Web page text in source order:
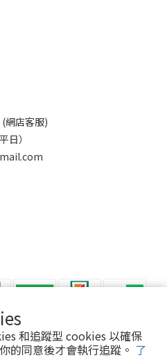
和追蹤型 cookies 以確保
的同意後才會執行追蹤。 了
網店客服)
日）